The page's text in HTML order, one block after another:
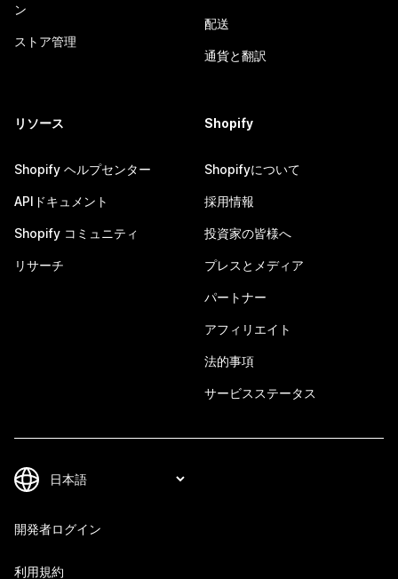
ン
ストア管理
配送
通貨と翻訳
リソース
Shopify ヘルプセンター
APIドキュメント
Shopify コミュニティ
リサーチ
Shopify
Shopifyについて
採用情報
投資家の皆様へ
プレスとメディア
パートナー
アフィリエイト
法的事項
サービスステータス
開発者ログイン
利用規約